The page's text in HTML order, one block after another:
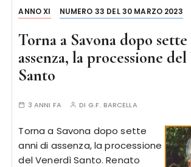
ANNO XI NUMERO 33 DEL 30 MARZO 2023
Torna a Savona dopo
assenza, la processione
Santo
3 ANNI FA DI G.F. BARCELLA
Torna a Savona dopo sette
anni di assenza, la processione
del Venerdì Santo. Renato